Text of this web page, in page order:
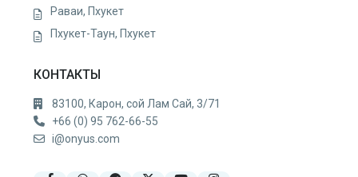
Раваи, Пхукет
Пхукет-Таун, Пхукет
КОНТАКТЫ
83100, Карон, сой Лам Сай, 3/71
+66 (0) 95 762-66-55
i@onyus.com